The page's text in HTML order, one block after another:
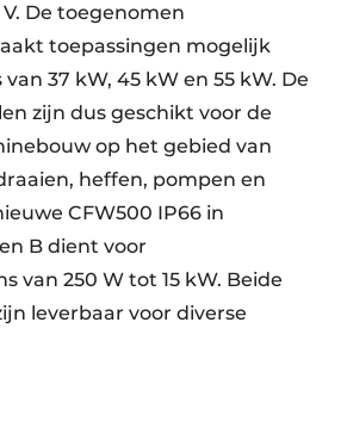
De toegenomen
toepassingen mogelijk
37 kW, 45 kW en 55 kW. De
zijn dus geschikt voor de
op het gebied van
heffen, pompen en
CFW500 IP66 in
B dient voor
van 250 W tot 15 kW. Beide
leverbaar voor diverse